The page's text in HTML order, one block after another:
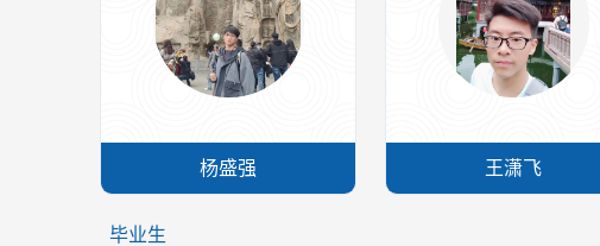
杨盛强 王潇飞
毕业生